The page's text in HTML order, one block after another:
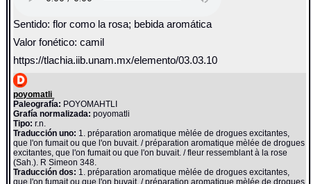
Sentido: flor como la rosa; bebida aromática
Valor fonético: camil
https://tlachia.iib.unam.mx/elemento/03.03.10
poyomatli
Paleografía: POYOMAHTLI
Grafía normalizada: poyomatli
Tipo: r.n.
Traducción uno: 1. préparation aromatique mèlée de drogues excitantes,
que l'on fumait ou que l'on buvait. / préparation aromatique mèlée de drogues
excitantes, que l'on fumait ou que l'on buvait. / fleur ressemblant à la rose
(Sah.). R Simeon 348.
Traducción dos: 1. préparation aromatique mèlée de drogues excitantes,
que l'on fumait ou que l'on buvait. / préparation aromatique mèlée de drogues